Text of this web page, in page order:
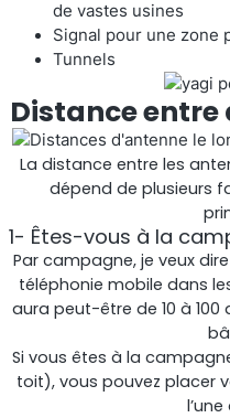
Moniteur de bruit du
Royaume-Uni et
de vastes usines
Signal pour une zone
Tunnels
Distance
La distance entre les
dépend de plusieurs
1- Êtes-vous à la
Par campagne, je veux
téléphonie mobile dans
aura peut-être de 10 à
Si vous êtes à la
toit), vous pouvez placer